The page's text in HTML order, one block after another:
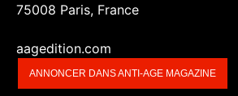
75008 Paris, France
aagedition.com
ANNONCER DANS ANTI-AGE MAGAZINE